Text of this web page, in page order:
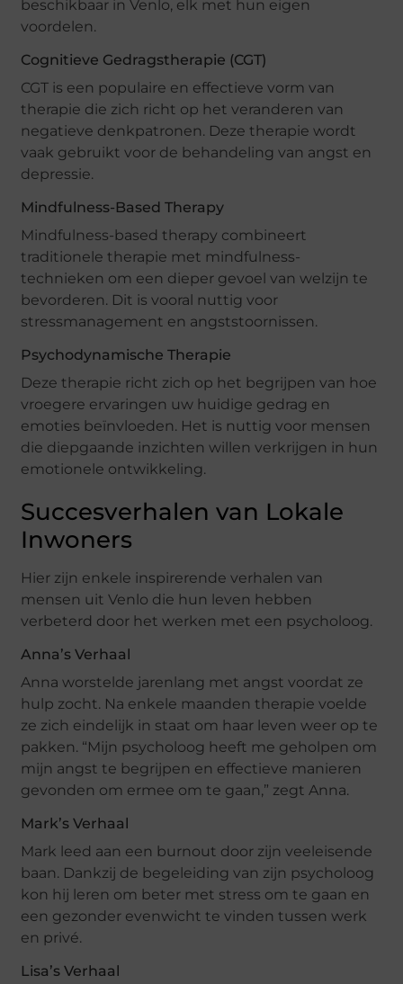
beschikbaar in Venlo, elk met hun eigen
voordelen.
Cognitieve Gedragstherapie (CGT)
CGT is een populaire en effectieve vorm van
therapie die zich richt op het veranderen van
negatieve denkpatronen. Deze therapie wordt
vaak gebruikt voor de behandeling van angst en
depressie.
Mindfulness-Based Therapy
Mindfulness-based therapy combineert
traditionele therapie met mindfulness-
technieken om een ​​dieper gevoel van welzijn te
bevorderen. Dit is vooral nuttig voor
stressmanagement en angststoornissen.
Psychodynamische Therapie
Deze therapie richt zich op het begrijpen van hoe
vroegere ervaringen uw huidige gedrag en
emoties beïnvloeden. Het is nuttig voor mensen
die diepgaande inzichten willen verkrijgen in hun
emotionele ontwikkeling.
Succesverhalen van Lokale
Inwoners
Hier zijn enkele inspirerende verhalen van
mensen uit Venlo die hun leven hebben
verbeterd door het werken met een psycholoog.
Anna’s Verhaal
Anna worstelde jarenlang met angst voordat ze
hulp zocht. Na enkele maanden therapie voelde
ze zich eindelijk in staat om haar leven weer op te
pakken. “Mijn psycholoog heeft me geholpen om
mijn angst te begrijpen en effectieve manieren
gevonden om ermee om te gaan,” zegt Anna.
Mark’s Verhaal
Mark leed aan een burnout door zijn veeleisende
baan. Dankzij de begeleiding van zijn psycholoog
kon hij leren om beter met stress om te gaan en
een gezonder evenwicht te vinden tussen werk
en privé.
Lisa’s Verhaal